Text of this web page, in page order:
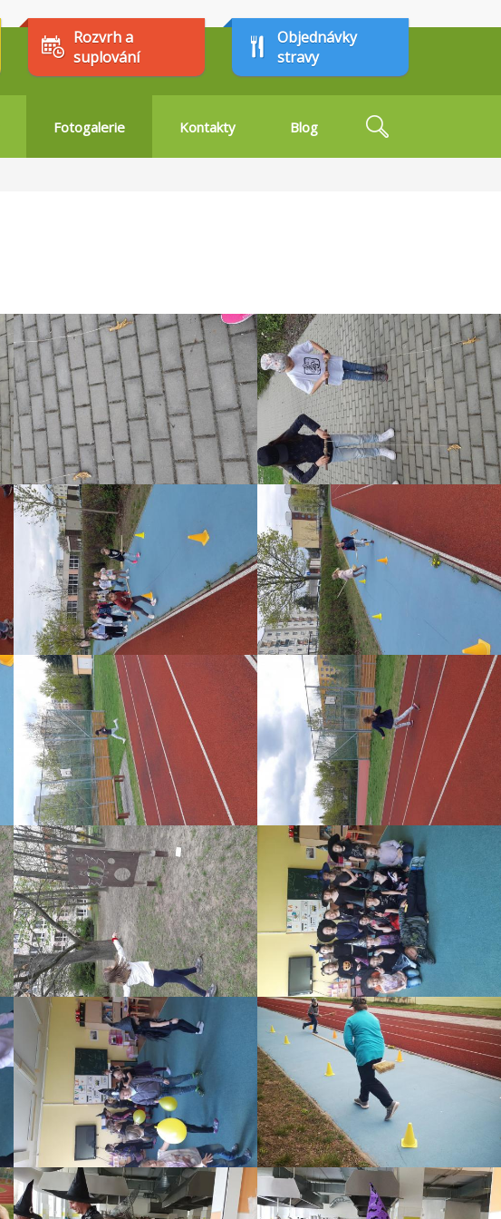
Rozvrh a
suplování
Objednávky
stravy
Vyhledávání
Fotogalerie Kontakty Blog